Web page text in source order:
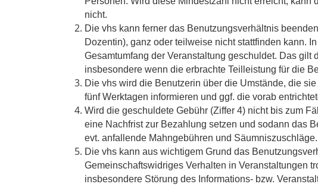
nicht.
Die vhs kann ferner das Benutzungsverhältnis
Dozentin), ganz oder teilweise nicht stattfinden kann.
Gesamtumfang der Veranstaltung geschuldet. Das
insbesondere wenn die erbrachte Teilleistung für die
Die vhs wird die Benutzerin über die Umstände, die
fünf Werktagen informieren und ggf. die vorab
Wird die geschuldete Gebühr (Ziffer 4) nicht bis zum
eine Nachfrist zur Bezahlung setzen und sodann das
evt. anfallende Mahngebühren und Säumniszuschläge.
Die vhs kann aus wichtigem Grund das
Gemeinschaftswidriges Verhalten in Veranstaltungen
insbesondere Störung des Informations- bzw.